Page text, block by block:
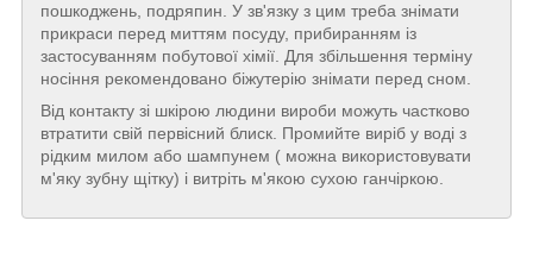
пошкоджень, подряпин. У зв'язку з цим треба знімати
прикраси перед миттям посуду, прибиранням із
застосуванням побутової хімії. Для збільшення терміну
носіння рекомендовано біжутерію знімати перед сном.
Від контакту зі шкірою людини вироби можуть частково
втратити свій первісний блиск. Промийте виріб у воді з
рідким милом або шампунем ( можна використовувати
м'яку зубну щітку) і витріть м'якою сухою ганчіркою.